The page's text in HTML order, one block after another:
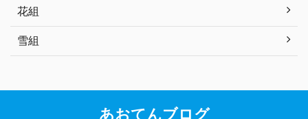
花組
雪組
あおてんブログ